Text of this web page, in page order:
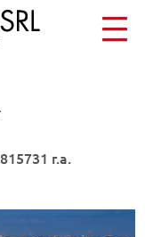
r.a.